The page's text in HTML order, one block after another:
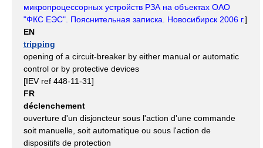
микропроцессорных устройств РЗА на объектах ОАО
"ФКС ЕЭС". Пояснительная записка. Новосибирск 2006 г.]
EN
tripping
opening of a circuit-breaker by either manual or automatic
control or by protective devices
[IEV ref 448-11-31]
FR
déclenchement
ouverture d'un disjoncteur sous l'action d'une commande
soit manuelle, soit automatique ou sous l'action de
dispositifs de protection